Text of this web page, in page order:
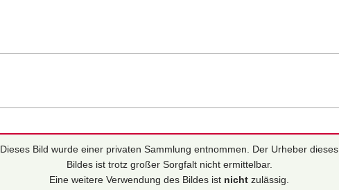
Dieses Bild wurde einer privaten Sammlung entnommen. Der Urheber dieses
Bildes ist trotz großer Sorgfalt nicht ermittelbar.
Eine weitere Verwendung des Bildes ist nicht zulässig.